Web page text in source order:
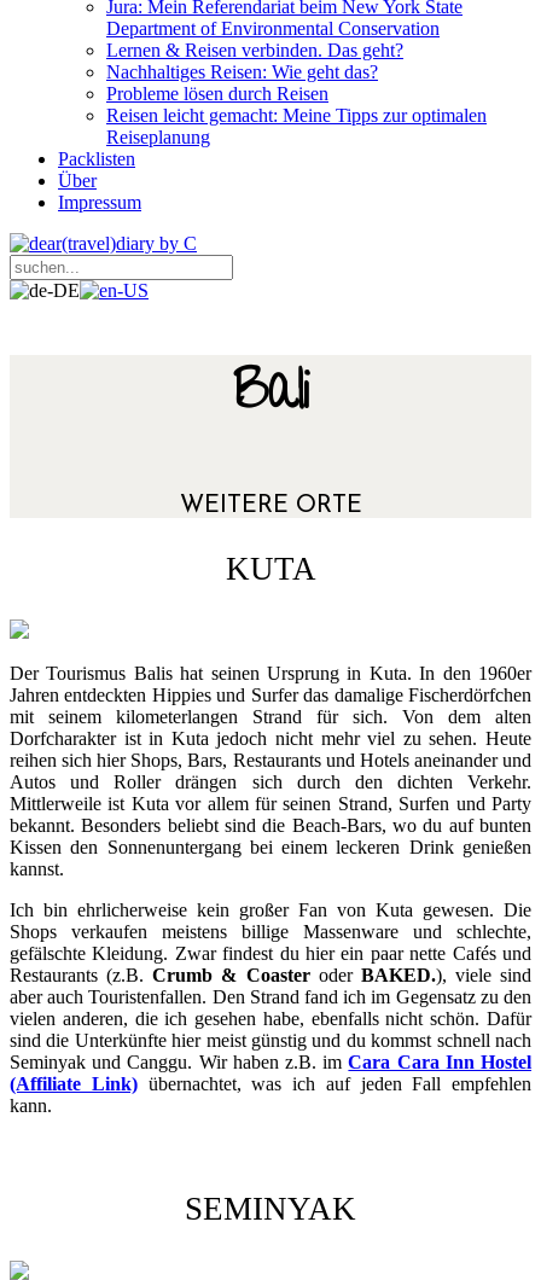
Jura: Mein Referendariat beim New York State
Department of Environmental Conservation
Lernen & Reisen verbinden. Das geht?
Nachhaltiges Reisen: Wie geht das?
Probleme lösen durch Reisen
Reisen leicht gemacht: Meine Tipps zur optimalen
Reiseplanung
Packlisten
Über
Impressum
Bali
WEITERE ORTE
KUTA
Der Tourismus Balis hat seinen Ursprung in Kuta. In den 1960er
Jahren entdeckten Hippies und Surfer das damalige Fischerdörfchen
mit seinem kilometerlangen Strand für sich. Von dem alten
Dorfcharakter ist in Kuta jedoch nicht mehr viel zu sehen. Heute
reihen sich hier Shops, Bars, Restaurants und Hotels aneinander und
Autos und Roller drängen sich durch den dichten Verkehr.
Mittlerweile ist Kuta vor allem für seinen Strand, Surfen und Party
bekannt. Besonders beliebt sind die Beach-Bars, wo du auf bunten
Kissen den Sonnenuntergang bei einem leckeren Drink genießen
kannst.
Ich bin ehrlicherweise kein großer Fan von Kuta gewesen. Die
Shops verkaufen meistens billige Massenware und schlechte,
gefälschte Kleidung. Zwar findest du hier ein paar nette Cafés und
Restaurants (z.B.Crumb & Coasteroder BAKED.), viele sind
aber auch Touristenfallen. Den Strand fand ich im Gegensatz zu den
vielen anderen, die ich gesehen habe, ebenfalls nicht schön. Dafür
sind die Unterkünfte hier meist günstig und du kommst schnell nach
Seminyak und Canggu. Wir haben z.B. imCara Cara Inn Hostel
(Affiliate Link)übernachtet, was ich auf jeden Fall empfehlen
kann.
SEMINYAK